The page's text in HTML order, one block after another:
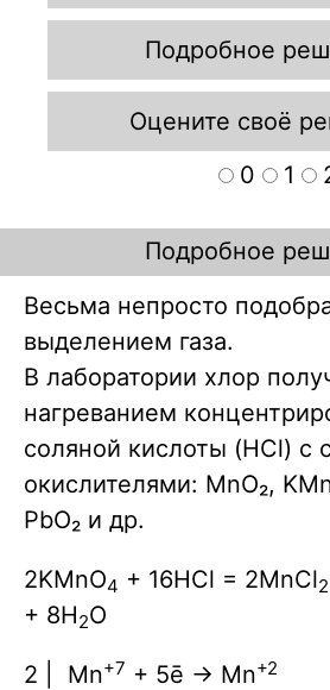
Подробное
Оцените своё
0
1
Подробное
Весьма непросто
выделением газа.
В лаборатории хлор
нагреванием
соляной кислоты (HCl) с
окислителями: MnO₂,
PbO₂ и др.
2KMnO4 + 16HCl = 2MnCl2
+ 8H2O
2 | Mn+7 + 5ē → Mn+2